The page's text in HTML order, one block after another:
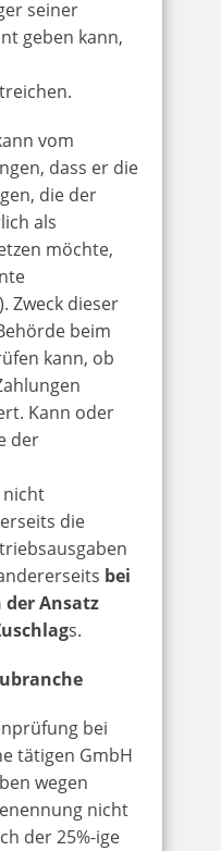
seiner
geben kann,
vom
dass er die
die der
als
möchte,
Zweck dieser
beim
kann, ob
Kann oder
der
nicht
die
bei
Ansatz
s.
bei
tätigen GmbH
wegen
nicht
der 25%-ige